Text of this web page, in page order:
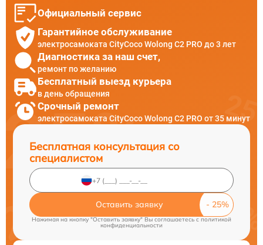
Официальный сервис
Гарантийное обслуживание
электросамоката CityCoco Wolong C2 PRO до 3 лет
Диагностика за наш счет,
ремонт по желанию
Бесплатный выезд курьера
в день обращения
Срочный ремонт
электросамоката CityCoco Wolong C2 PRO от 35 минут
Бесплатная консультация со
специалистом
Оставить заявку
Нажимая на кнопку "Оставить заявку" Вы соглашаетесь cполитикой
конфиденциальности